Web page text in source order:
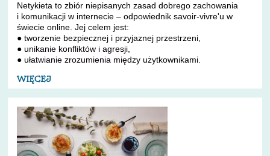
Netykieta to zbiór niepisanych zasad dobrego zachowania
i komunikacji w internecie – odpowiednik savoir-vivre'u w
świecie online. Jej celem jest:
● tworzenie bezpiecznej i przyjaznej przestrzeni,
● unikanie konfliktów i agresji,
● ułatwianie zrozumienia między użytkownikami.
WIĘCEJ